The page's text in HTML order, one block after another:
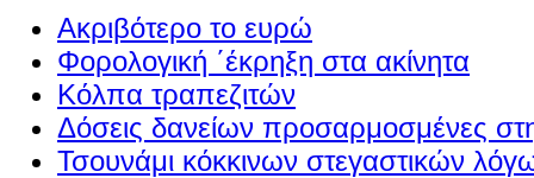
Ακριβότερο το ευρώ
Φορολογική ΄έκρηξη στα ακίνητα
Κόλπα τραπεζιτών
Δόσεις δανείων προσαρμοσμένες
Τσουνάμι κόκκινων στεγαστικών